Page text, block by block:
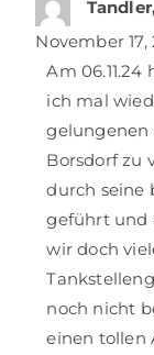
November 17,
Am
ich mal
gelungenen
Borsdorf zu
durch seine
geführt und
wir doch
noch nicht
einen tollen